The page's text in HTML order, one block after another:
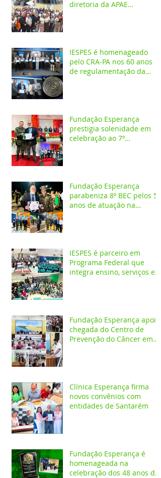
diretoria da APAE
IESPES é homenageado
pelo CRA-PA nos 60 anos
de regulamentação da
Fundação Esperança
prestigia solenidade em
celebração ao 7º
Fundação Esperança
parabeniza 8º BEC pelos 55
anos de atuação na
IESPES é parceiro em
Programa Federal que
integra ensino, serviços em
Fundação Esperança apoia
chegada do Centro de
Prevenção do Câncer em
Clínica Esperança firma
novos convênios com
entidades de Santarém
Fundação Esperança é
homenageada na
celebração dos 48 anos da